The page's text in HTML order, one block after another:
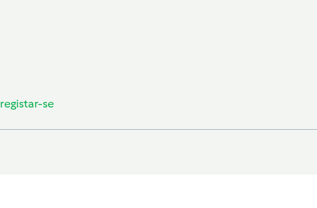
registar-se